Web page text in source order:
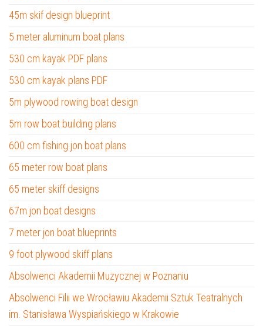
45m skif design blueprint
5 meter aluminum boat plans
530 cm kayak PDF plans
530 cm kayak plans PDF
5m plywood rowing boat design
5m row boat building plans
600 cm fishing jon boat plans
65 meter row boat plans
65 meter skiff designs
67m jon boat designs
7 meter jon boat blueprints
9 foot plywood skiff plans
Absolwenci Akademii Muzycznej w Poznaniu
Absolwenci Filii we Wrocławiu Akademii Sztuk Teatralnych
im. Stanisława Wyspiańskiego w Krakowie